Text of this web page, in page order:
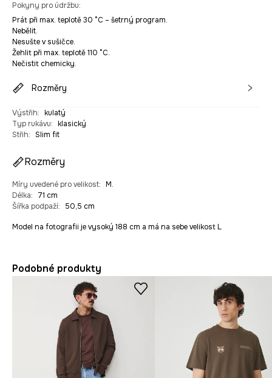
Pokyny pro údržbu:
Prát při max. teplotě 30 °C – šetrný program.
Nebělit.
Nesušte v sušičce.
Žehlit při max. teplotě 110 °C.
Nečistit chemicky.
Rozměry
Výstřih: kulatý
Typ rukávu: klasický
Střih: Slim fit
Rozměry
Míry uvedené pro velikost: M.
Délka:
71 cm
Šířka podpaží: 50,5 cm
Model na fotografii je vysoký 188 cm a má na sebe velikost L
Podobné produkty